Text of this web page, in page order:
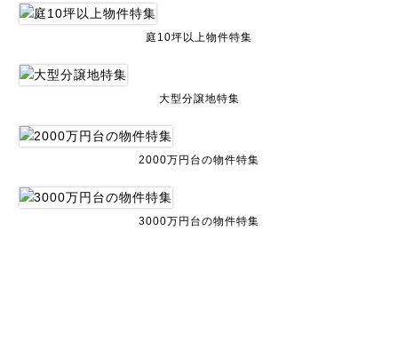
庭10坪以上物件特集
大型分譲地特集
2000万円台の物件特集
3000万円台の物件特集